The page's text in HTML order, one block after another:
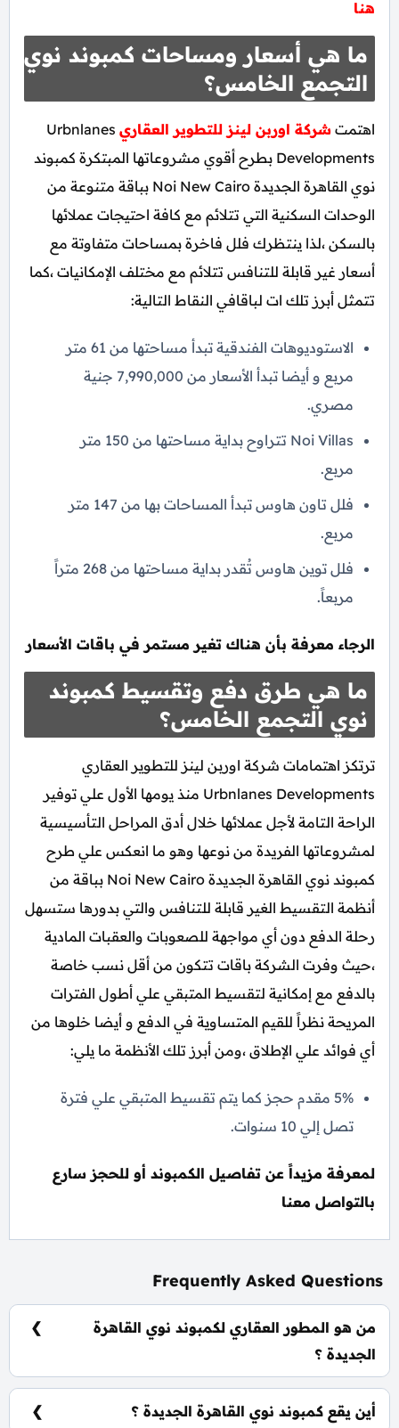
هنا
ما هي أسعار ومساحات كمبوند نوي
التجمع الخامس؟
اهتمت شركة اوربن لينز للتطوير العقاري Urbnlanes
Developments بطرح أقوي مشروعاتها المبتكرة كمبوند
نوي القاهرة الجديدة Noi New Cairo بباقة متنوعة من
الوحدات السكنية التي تتلائم مع كافة احتيجات عملائها
بالسكن ،لذا ينتظرك فلل فاخرة بمساحات متفاوتة مع
أسعار غير قابلة للتنافس تتلائم مع مختلف الإمكانيات ،كما
تتمثل أبرز تلك ات لباقافي النقاط التالية:
الاستوديوهات الفندقية تبدأ مساحتها من 61 متر
مربع و أيضا تبدأ الأسعار من 7,990,000 جنية
مصري.
Noi Villas تتراوح بداية مساحتها من 150 متر
مربع.
فلل تاون هاوس تبدأ المساحات بها من 147 متر
مربع.
فلل توين هاوس تُقدر بداية مساحتها من 268 متراً
مربعاً.
الرجاء معرفة بأن هناك تغير مستمر في باقات الأسعار
ما هي طرق دفع وتقسيط كمبوند
نوي التجمع الخامس؟
ترتكز اهتمامات شركة اوربن لينز للتطوير العقاري
Urbnlanes Developments منذ يومها الأول علي توفير
الراحة التامة لأجل عملائها خلال أدق المراحل التأسيسية
لمشروعاتها الفريدة من نوعها وهو ما انعكس علي طرح
كمبوند نوي القاهرة الجديدة Noi New Cairo بباقة من
أنظمة التقسيط الغير قابلة للتنافس والتي بدورها ستسهل
رحلة الدفع دون أي مواجهة للصعوبات والعقبات المادية
،حيث وفرت الشركة باقات تتكون من أقل نسب خاصة
بالدفع مع إمكانية لتقسيط المتبقي علي أطول الفترات
المريحة نظراً للقيم المتساوية في الدفع و أيضا خلوها من
أي فوائد علي الإطلاق ،ومن أبرز تلك الأنظمة ما يلي:
5% مقدم حجز كما يتم تقسيط المتبقي علي فترة
تصل إلي 10 سنوات.
لمعرفة مزيداً عن تفاصيل الكمبوند أو للحجز سارع
بالتواصل معنا
Frequently Asked Questions
من هو المطور العقاري لكمبوند نوي القاهرة
الجديدة ؟
شركة اوربن لينز للتطوير العقاري Urbnlanes
Developments.
أين يقع كمبوند نوي القاهرة الجديدة ؟